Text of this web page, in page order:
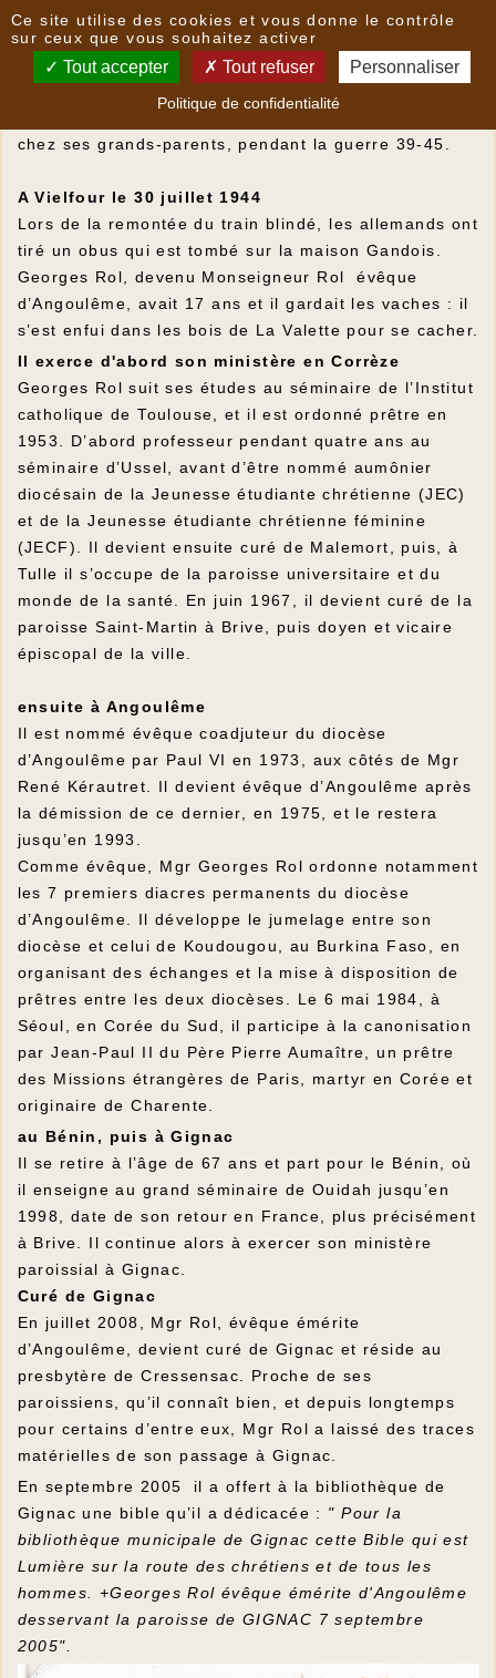
Monseigneur Georges Rol
évêque passe une partie de son enfance à Vielfour,
chez ses grands-parents, pendant la guerre 39-45.
A Vielfour le 30 juillet 1944
Lors de la remontée du train blindé, les allemands ont
tiré un obus qui est tombé sur la maison Gandois.
Georges Rol, devenu Monseigneur Rol évêque
d’Angoulême, avait 17 ans et il gardait les vaches : il
s’est enfui dans les bois de La Valette pour se cacher.
Il exerce d'abord son ministère en Corrèze
Georges Rol suit ses études au séminaire de l’Institut
catholique de Toulouse, et il est ordonné prêtre en
1953. D’abord professeur pendant quatre ans au
séminaire d’Ussel, avant d’être nommé aumônier
diocésain de la Jeunesse étudiante chrétienne (JEC)
et de la Jeunesse étudiante chrétienne féminine
(JECF). Il devient ensuite curé de Malemort, puis, à
Tulle il s’occupe de la paroisse universitaire et du
monde de la santé. En juin 1967, il devient curé de la
paroisse Saint-Martin à Brive, puis doyen et vicaire
épiscopal de la ville.
ensuite à Angoulême
Il est nommé évêque coadjuteur du diocèse
d’Angoulême par Paul VI en 1973, aux côtés de Mgr
René Kérautret. Il devient évêque d’Angoulême après
la démission de ce dernier, en 1975, et le restera
jusqu’en 1993.
Comme évêque, Mgr Georges Rol ordonne notamment
les 7 premiers diacres permanents du diocèse
d’Angoulême. Il développe le jumelage entre son
diocèse et celui de Koudougou, au Burkina Faso, en
organisant des échanges et la mise à disposition de
prêtres entre les deux diocèses. Le 6 mai 1984, à
Séoul, en Corée du Sud, il participe à la canonisation
par Jean-Paul II du Père Pierre Aumaître, un prêtre
des Missions étrangères de Paris, martyr en Corée et
originaire de Charente.
au Bénin, puis à Gignac
Il se retire à l’âge de 67 ans et part pour le Bénin, où
il enseigne au grand séminaire de Ouidah jusqu’en
1998, date de son retour en France, plus précisément
à Brive. Il continue alors à exercer son ministère
paroissial à Gignac.
Curé de Gignac
En juillet 2008, Mgr Rol, évêque émérite
d’Angoulême, devient curé de Gignac et réside au
presbytère de Cressensac. Proche de ses
paroissiens, qu’il connaît bien, et depuis longtemps
pour certains d’entre eux, Mgr Rol a laissé des traces
matérielles de son passage à Gignac.
En septembre 2005 il a offert à la bibliothèque de
Gignac une bible qu’il a dédicacée : " Pour la
bibliothèque municipale de Gignac cette Bible qui est
Lumière sur la route des chrétiens et de tous les
hommes. +Georges Rol évêque émérite d'Angoulême
desservant la paroisse de GIGNAC 7 septembre
2005".
Ce site utilise des cookies et vous donne le contrôle
sur ceux que vous souhaitez activer
Tout accepter Tout refuser Personnaliser
Politique de confidentialité